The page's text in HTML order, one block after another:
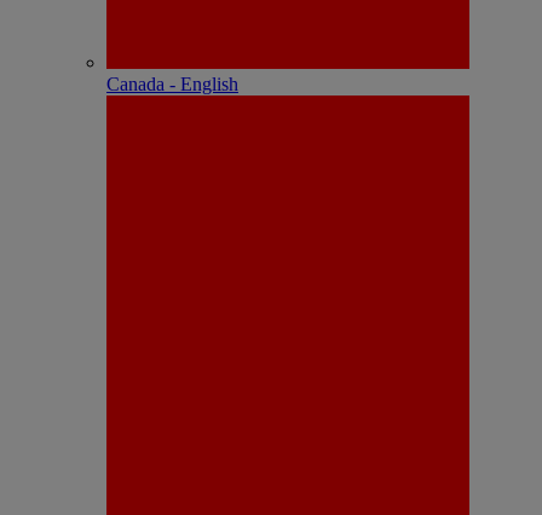
Canada - English